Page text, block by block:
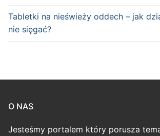
Tabletki na nieświeży oddech – jak
nie sięgać?
O NAS
Jesteśmy portalem który porusza